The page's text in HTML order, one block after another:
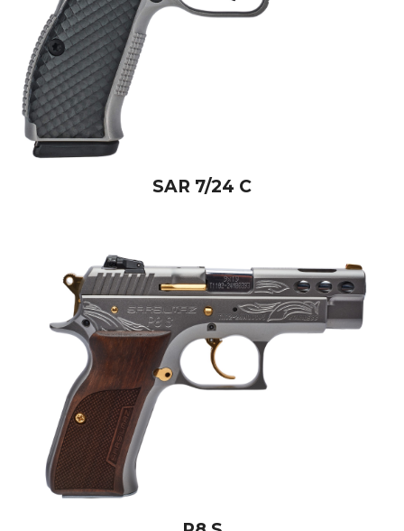
SAR 7/24 C